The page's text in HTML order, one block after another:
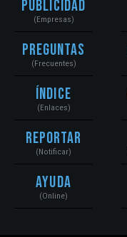
Publicidad
(Empresas)
Preguntas
(Frecuentes)
Índice
(Enlaces)
Reportar
(Notificar)
Ayuda
(Online)